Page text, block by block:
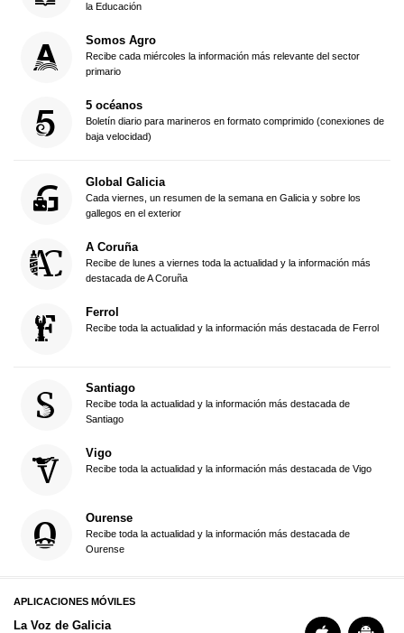
la Educación
Somos Agro
Recibe cada miércoles la información más relevante del sector
primario
5 océanos
Boletín diario para marineros en formato comprimido (conexiones de
baja velocidad)
Global Galicia
Cada viernes, un resumen de la semana en Galicia y sobre los
gallegos en el exterior
A Coruña
Recibe de lunes a viernes toda la actualidad y la información más
destacada de A Coruña
Ferrol
Recibe toda la actualidad y la información más destacada de Ferrol
Santiago
Recibe toda la actualidad y la información más destacada de
Santiago
Vigo
Recibe toda la actualidad y la información más destacada de Vigo
Ourense
Recibe toda la actualidad y la información más destacada de
Ourense
APLICACIONES MÓVILES
La Voz de Galicia